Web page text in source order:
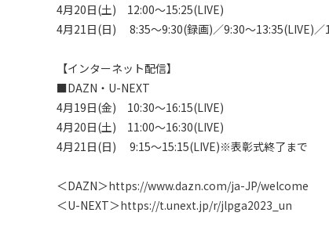
4月20日(土)　12:00〜15:25(LIVE)
4月21日(日)　 8:35〜9:30(録画)／9:30〜13:35(LIVE)
【インターネット配信】
■DAZN・U-NEXT
4月19日(金)　10:30〜16:15(LIVE)
4月20日(土)　11:00〜16:30(LIVE)
4月21日(日)　 9:15〜15:15(LIVE)※表彰式終了まで
＜DAZN＞https://www.dazn.com/ja-JP/welcome
＜U-NEXT＞https://t.unext.jp/r/jlpga2023_un